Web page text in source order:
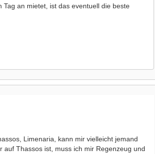
an mietet, ist das eventuell die beste
Limenaria, kann mir vielleicht jemand
Thassos ist, muss ich mir Regenzeug und